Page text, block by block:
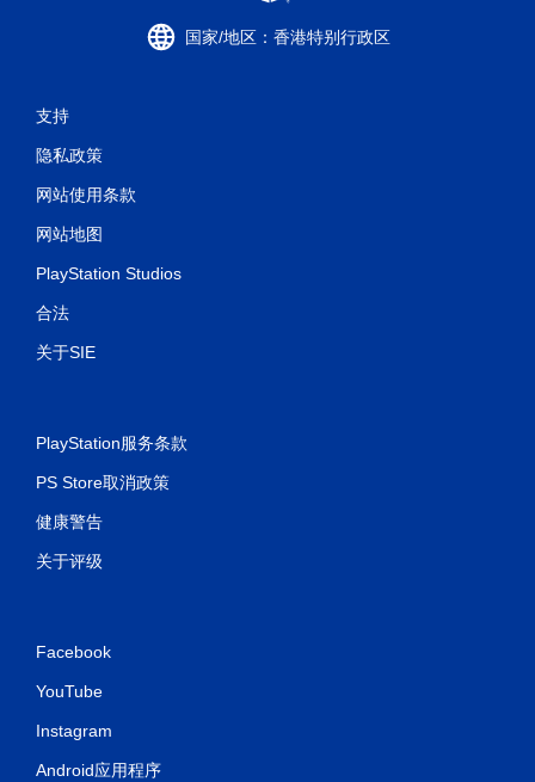
国家/地区：香港特别行政区
支持
隐私政策
网站使用条款
网站地图
PlayStation Studios
合法
关于SIE
PlayStation服务条款
PS Store取消政策
健康警告
关于评级
Facebook
YouTube
Instagram
Android应用程序